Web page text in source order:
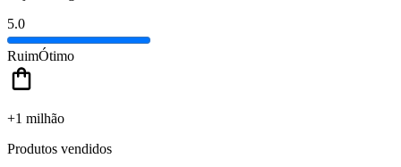
5.0
RuimÓtimo
+1 milhão
Produtos vendidos